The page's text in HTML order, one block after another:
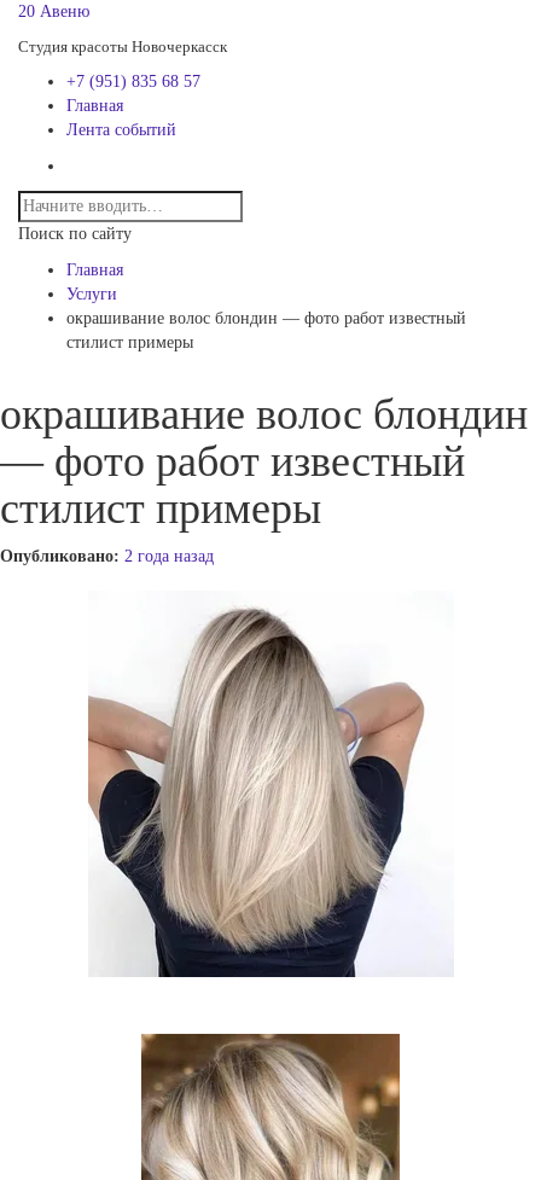
20 Авеню
Студия красоты Новочеркасск
+7 (951) 835 68 57
Главная
Лента событий
Поиск по сайту
Главная
Услуги
окрашивание волос блондин — фото работ известный
стилист примеры
окрашивание волос блондин
— фото работ известный
стилист примеры
Опубликовано: 2 года назад